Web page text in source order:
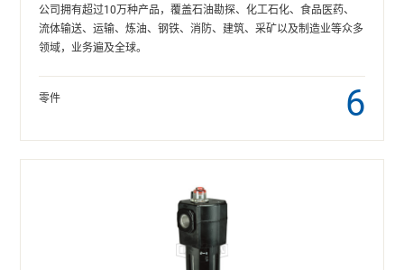
公司拥有超过10万种产品，覆盖石油勘探、化工石化、食品医药、
流体输送、运输、炼油、钢铁、消防、建筑、采矿以及制造业等众多
领域，业务遍及全球。
零件 6